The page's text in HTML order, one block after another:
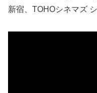
新宿、TOHOシネマズ